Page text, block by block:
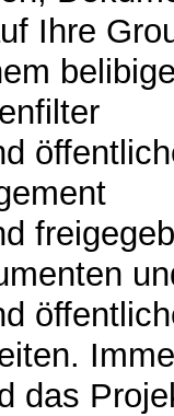
Ihre
das